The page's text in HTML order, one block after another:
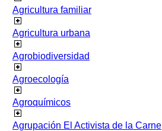
Agricultura familiar
Agricultura urbana
Agrobiodiversidad
Agroecología
Agroquímicos
Agrupación El Activista de la Carne